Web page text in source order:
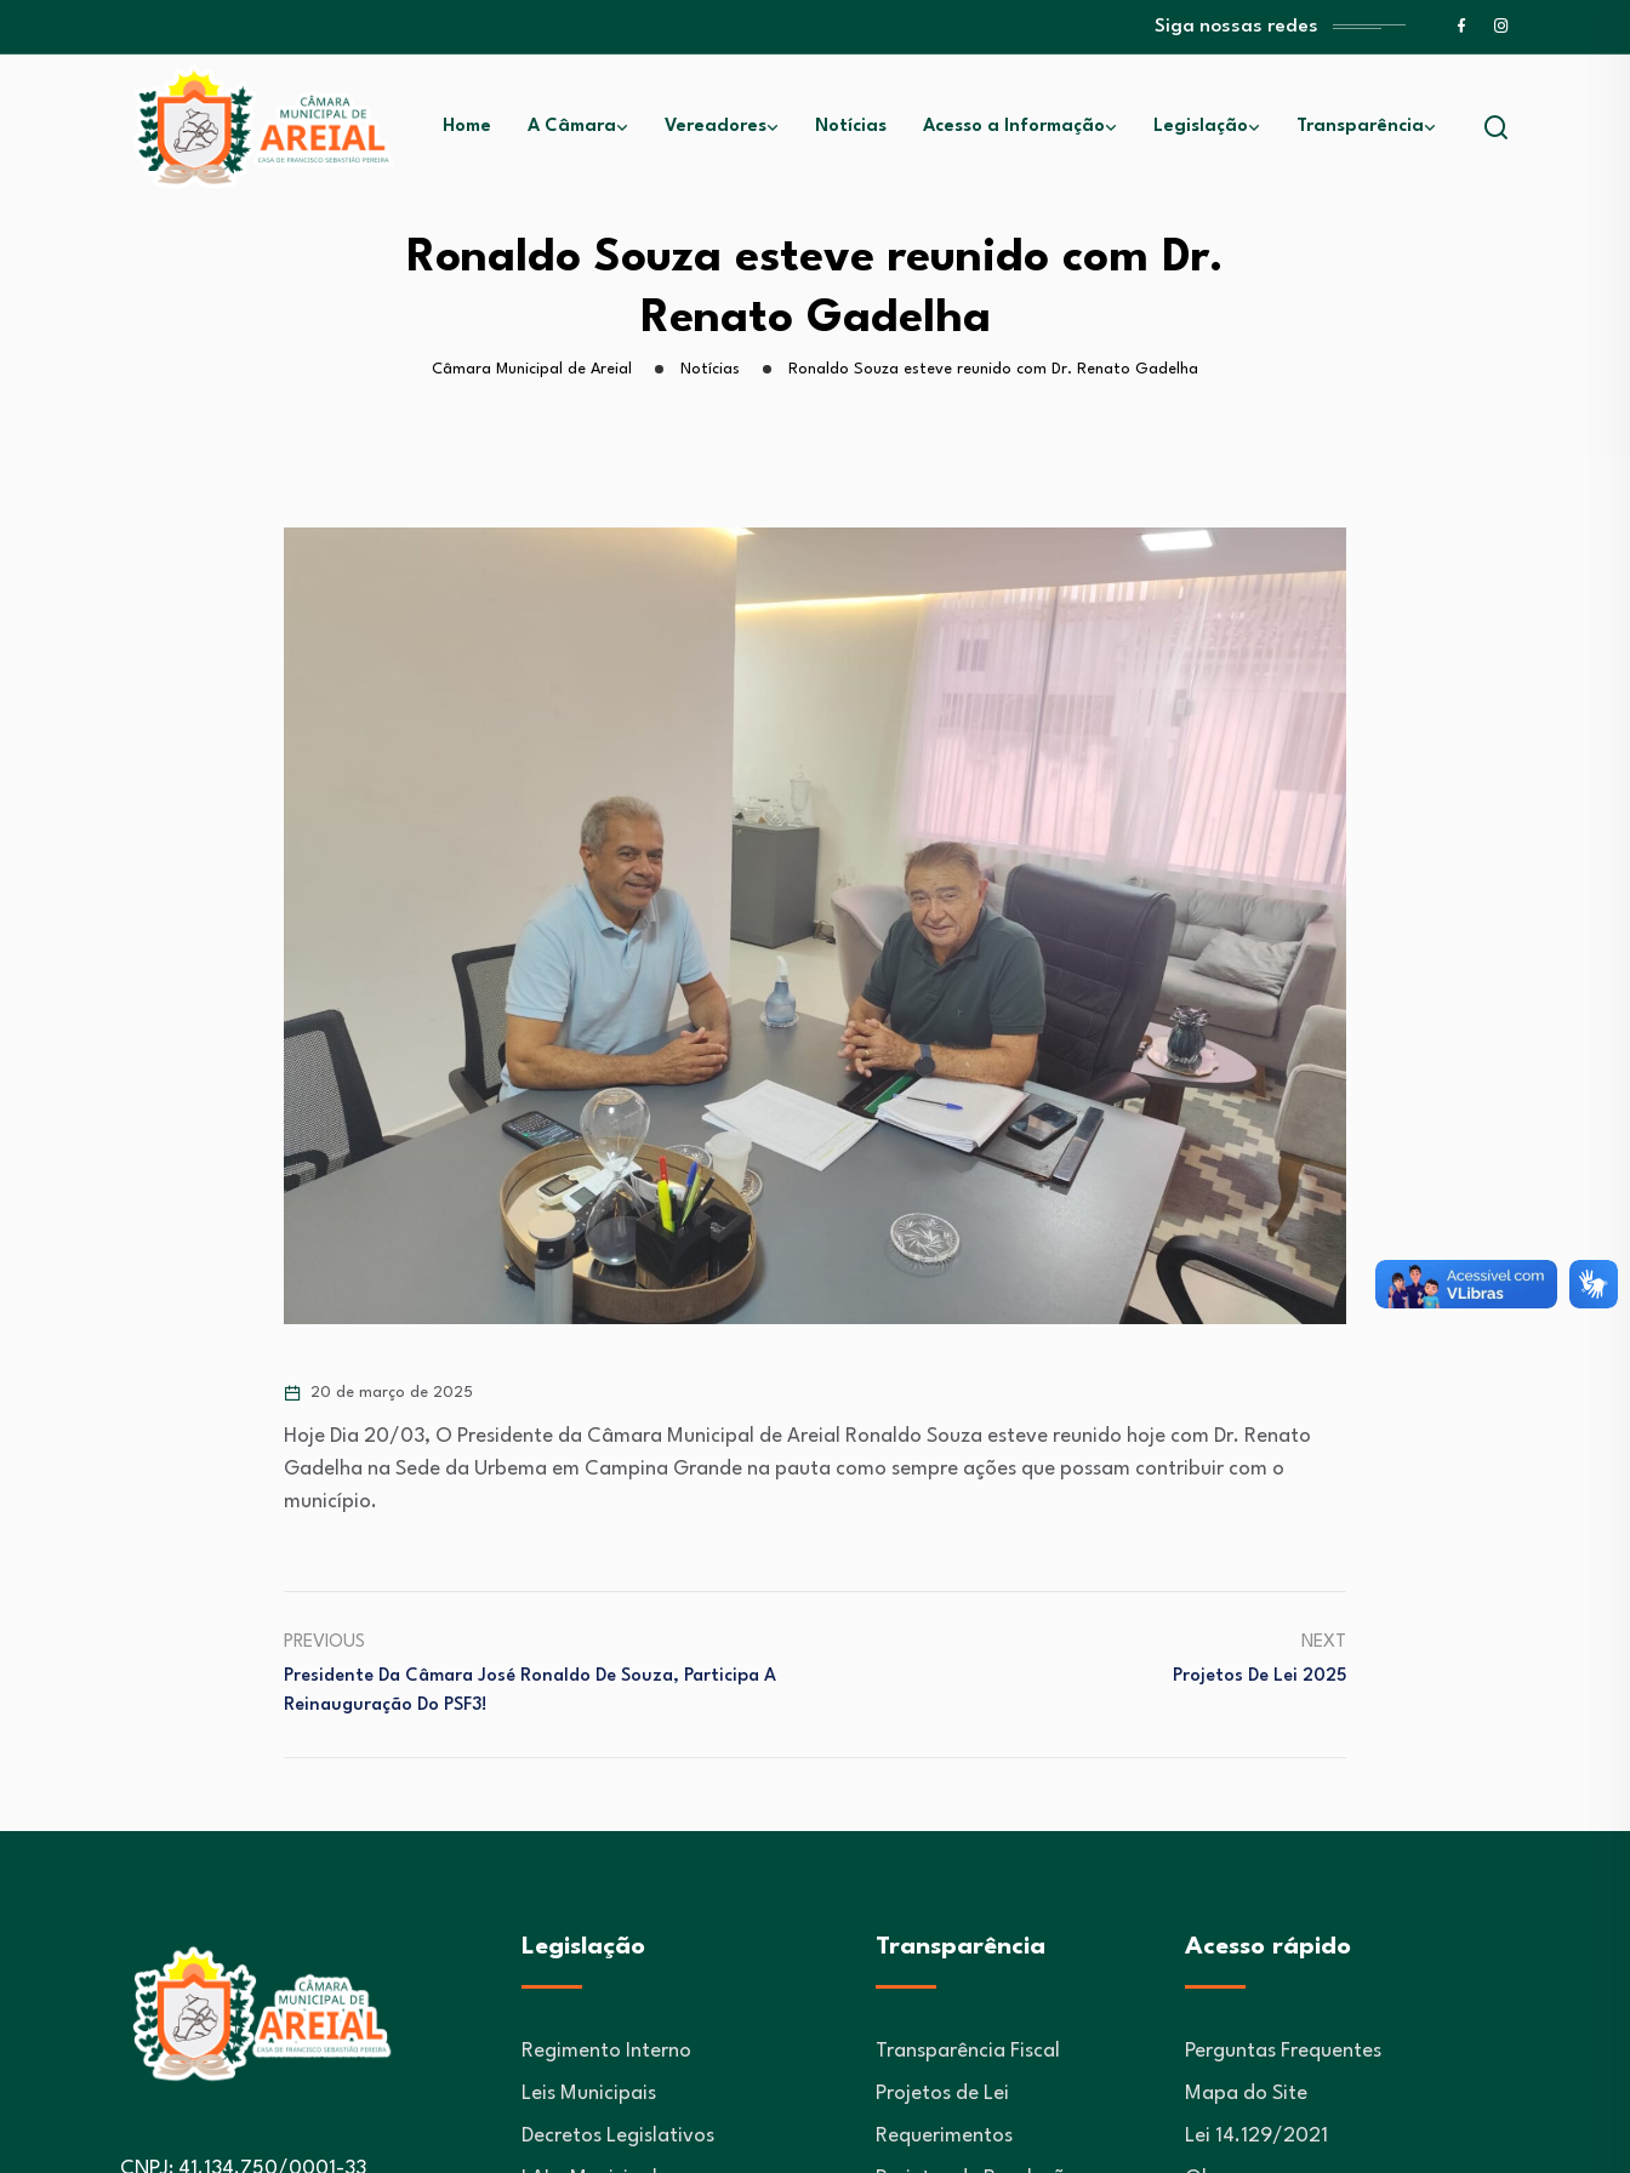
Siga nossas redes
Home A Câmara Vereadores Notícias Acesso a Informação Legislação Transparência
Ronaldo Souza esteve reunido com Dr.
Renato Gadelha
Câmara Municipal de Areial Notícias Ronaldo Souza esteve reunido com Dr. Renato Gadelha
20 de março de 2025
Hoje Dia 20/03, O Presidente da Câmara Municipal de Areial Ronaldo Souza esteve reunido hoje com Dr. Renato
Gadelha na Sede da Urbema em Campina Grande na pauta como sempre ações que possam contribuir com o
município.
PREVIOUS
Presidente Da Câmara José Ronaldo De Souza, Participa A
Reinauguração Do PSF3!
NEXT
Projetos De Lei 2025
CNPJ: 41.134.750/0001-33
Legislação
Regimento Interno
Leis Municipais
Decretos Legislativos
Transparência
Transparência Fiscal
Projetos de Lei
Requerimentos
Acesso rápido
Perguntas Frequentes
Mapa do Site
Lei 14.129/2021